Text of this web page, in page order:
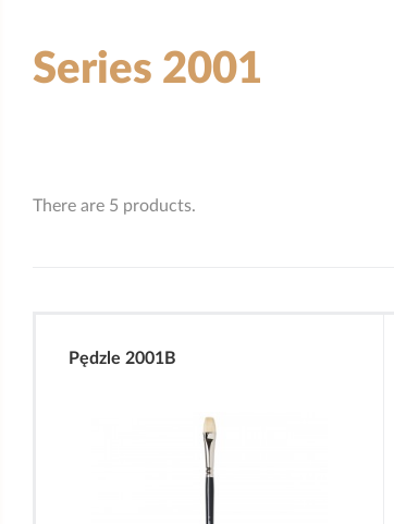
Series 2001
There are 5 products.
Pędzle 2001B